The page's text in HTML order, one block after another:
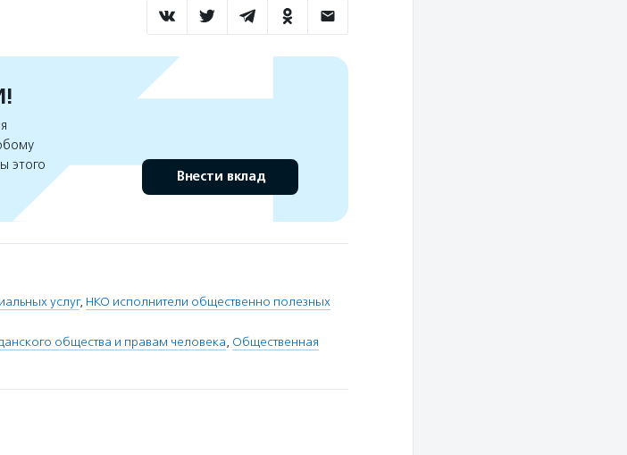
этого
Внести вклад
услуг, НКО исполнители общественно полезных
общества и правам человека, Общественная